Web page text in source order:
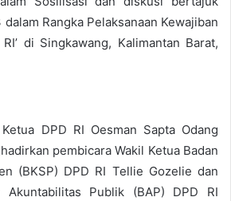
dalam Rangka Pelaksanaan Kewajiban
di Singkawang, Kalimantan Barat,
DPD RI Oesman Sapta Odang
pembicara Wakil Ketua Badan
(BKSP) DPD RI Tellie Gozelie dan
Akuntabilitas Publik (BAP) DPD RI